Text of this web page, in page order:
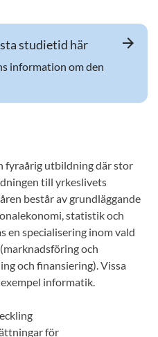
studietid här
information om den
arrow_forward
fyraårig utbildning där stor
till yrkeslivets
består av grundläggande
statistik och
en specialisering inom vald
och
och finansiering). Vissa
informatik.
för